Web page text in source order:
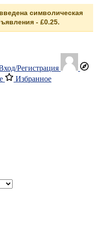
символическая
- £0.25.
Регистрация
Избранное